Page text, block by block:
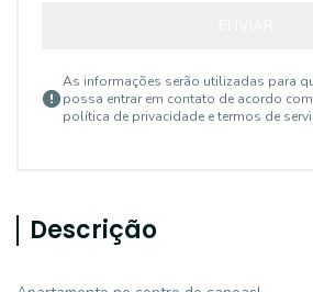
As informações serão utilizadas para
possa entrar em contato de acordo
política de privacidade e termos de
Descrição